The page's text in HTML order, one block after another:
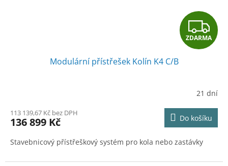
Z
D
R
M
A
ZDARMA
Modulární přístřešek Kolín K4 C/B
21 dní
113 139,67 Kč bez DPH
136 899 Kč Do košíku
Stavebnicový přístřeškový systém pro kola nebo zastávky